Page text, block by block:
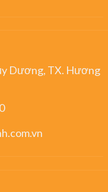
Dương, TX. Hương